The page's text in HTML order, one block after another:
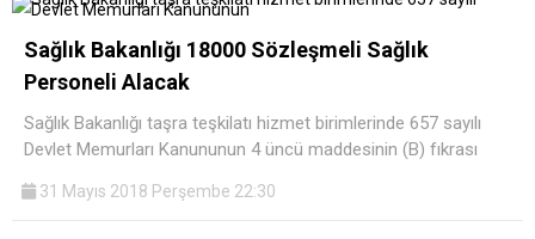
Sağlık Bakanlığı 18000 Sözleşmeli Sağlık
Personeli Alacak
Sağlık Bakanlığı taşra teşkilatı hizmet birimlerinde 657 sayılı
Devlet Memurları Kanununun 4 üncü maddesinin (B) fıkrası
31 Mayıs 2018 Perşembe 22:30